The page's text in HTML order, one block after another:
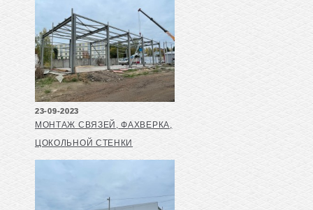
23-09-2023
МОНТАЖ СВЯЗЕЙ, ФАХВЕРКА,
ЦОКОЛЬНОЙ СТЕНКИ